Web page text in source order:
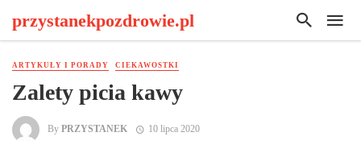
przystanekpozdrowie.pl
ARTYKUŁY I PORADY CIEKAWOSTKI
Zalety picia kawy
By PRZYSTANEK 10 lipca 2020